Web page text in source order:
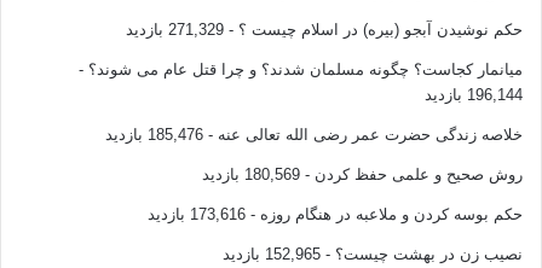
حکم نوشیدن آبجو (بیره) در اسلام چیست ؟ - 271,329 بازدید
میانمار کجاست؟ چگونه مسلمان شدند؟ و چرا قتل عام می شوند؟ -
196,144 بازدید
خلاصه زندگی حضرت عمر رضی الله تعالی عنه - 185,476 بازدید
روش صحیح و علمی حفظ کردن - 180,569 بازدید
حکم بوسه کردن و ملاعبه در هنگام روزه - 173,616 بازدید
نصیب زن در بهشت چیست؟ - 152,965 بازدید